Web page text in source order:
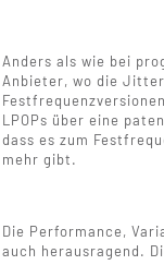
Anders als wie bei
Anbieter, wo die
LPOPs über eine
dass es zum
mehr gibt.
Die Performance,
auch herausragend.